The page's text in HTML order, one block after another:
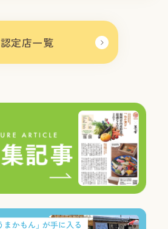
認定店一覧